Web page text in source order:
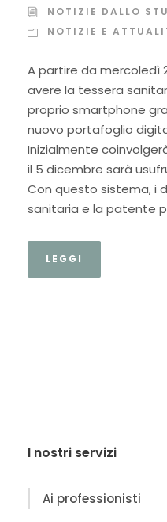
NOTIZIE DALLO
NOTIZIE E
A partire da mercoledì
avere la tessera
proprio smartphone
nuovo portafoglio
Inizialmente
il 5 dicembre sarà
Con questo sistema, i
sanitaria e la patente
LEGGI
I nostri servizi
Ai professionisti